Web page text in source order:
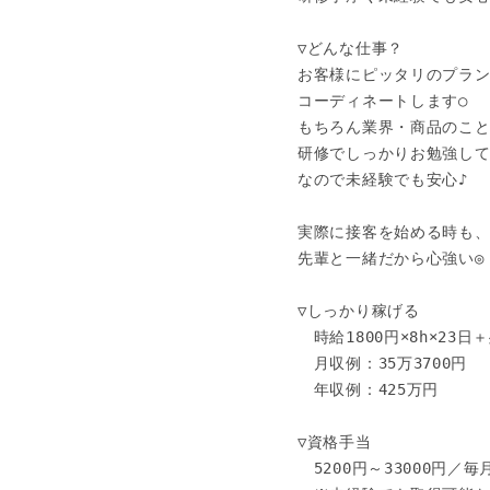
▽どんな仕事？
お客様にピッタリのプラ
コーディネートします○
もちろん業界・商品のこ
研修でしっかりお勉強し
なので未経験でも安心♪
実際に接客を始める時も、
先輩と一緒だから心強い◎
▽しっかり稼げる
時給1800円×8h×23日
月収例：35万3700円
年収例：425万円
▽資格手当
5200円～33000円／毎月